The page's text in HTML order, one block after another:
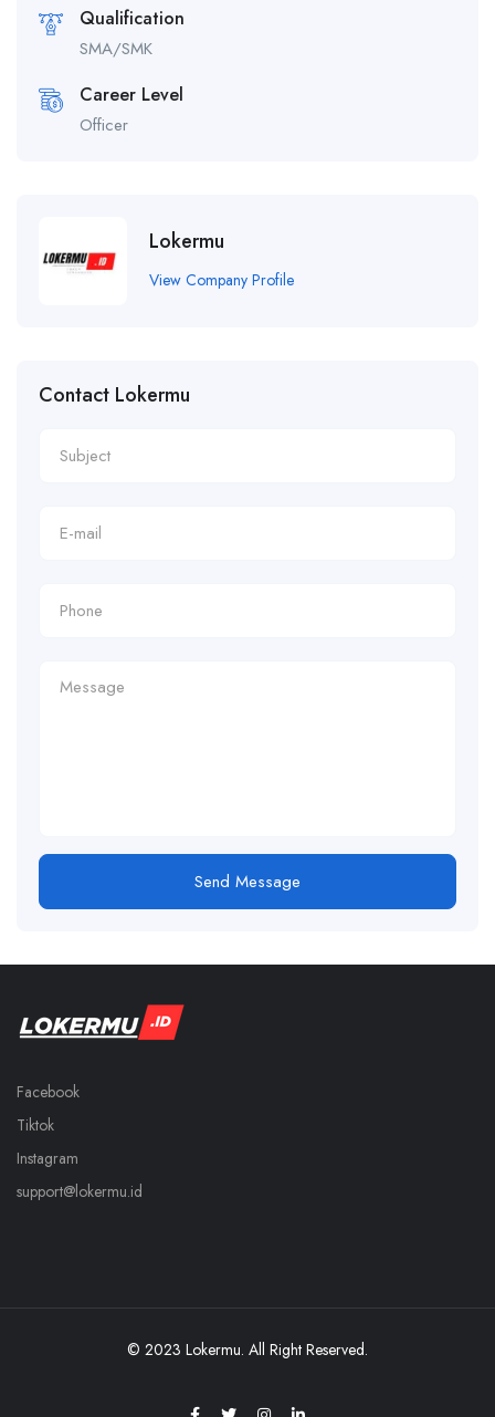
Qualification
SMA/SMK
Career Level
Officer
Lokermu
View Company Profile
Contact Lokermu
Send Message
Facebook
Tiktok
Instagram
support@lokermu.id
© 2023 Lokermu. All Right Reserved.